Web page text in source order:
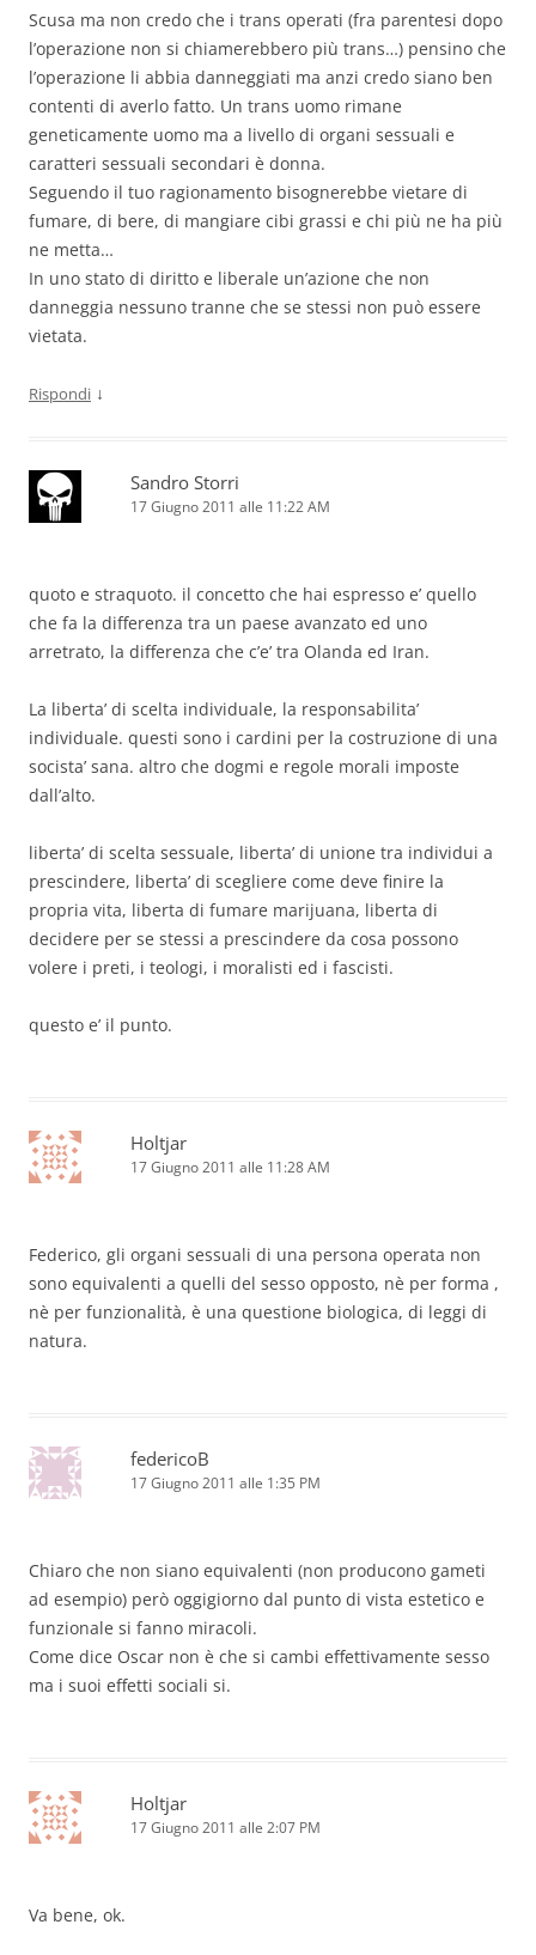
Scusa ma non credo che i trans operati (fra parentesi dopo
l’operazione non si chiamerebbero più trans…) pensino che
l’operazione li abbia danneggiati ma anzi credo siano ben
contenti di averlo fatto. Un trans uomo rimane
geneticamente uomo ma a livello di organi sessuali e
caratteri sessuali secondari è donna.
Seguendo il tuo ragionamento bisognerebbe vietare di
fumare, di bere, di mangiare cibi grassi e chi più ne ha più
ne metta…
In uno stato di diritto e liberale un’azione che non
danneggia nessuno tranne che se stessi non può essere
vietata.
Rispondi ↓
Sandro Storri
17 Giugno 2011 alle 11:22 AM
quoto e straquoto. il concetto che hai espresso e’ quello
che fa la differenza tra un paese avanzato ed uno
arretrato, la differenza che c’e’ tra Olanda ed Iran.
La liberta’ di scelta individuale, la responsabilita’
individuale. questi sono i cardini per la costruzione di una
socista’ sana. altro che dogmi e regole morali imposte
dall’alto.
liberta’ di scelta sessuale, liberta’ di unione tra individui a
prescindere, liberta’ di scegliere come deve finire la
propria vita, liberta di fumare marijuana, liberta di
decidere per se stessi a prescindere da cosa possono
volere i preti, i teologi, i moralisti ed i fascisti.
questo e’ il punto.
Holtjar
17 Giugno 2011 alle 11:28 AM
Federico, gli organi sessuali di una persona operata non
sono equivalenti a quelli del sesso opposto, nè per forma ,
nè per funzionalità, è una questione biologica, di leggi di
natura.
federicoB
17 Giugno 2011 alle 1:35 PM
Chiaro che non siano equivalenti (non producono gameti
ad esempio) però oggigiorno dal punto di vista estetico e
funzionale si fanno miracoli.
Come dice Oscar non è che si cambi effettivamente sesso
ma i suoi effetti sociali si.
Holtjar
17 Giugno 2011 alle 2:07 PM
Va bene, ok.